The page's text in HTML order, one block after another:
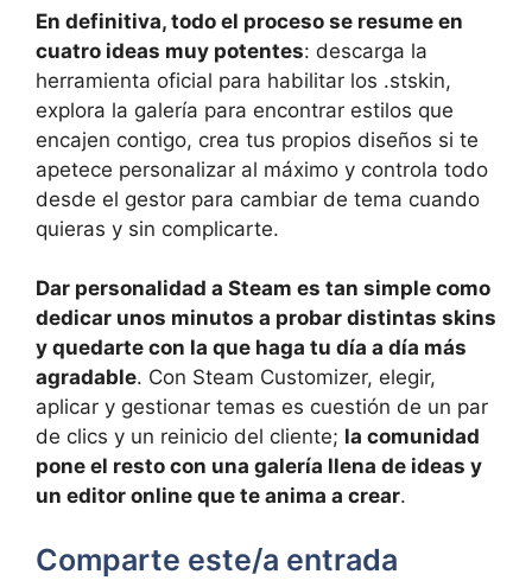
En definitiva, todo el proceso se resume en
cuatro ideas muy potentes: descarga la
herramienta oficial para habilitar los .stskin,
explora la galería para encontrar estilos que
encajen contigo, crea tus propios diseños si te
apetece personalizar al máximo y controla todo
desde el gestor para cambiar de tema cuando
quieras y sin complicarte.
Dar personalidad a Steam es tan simple como
dedicar unos minutos a probar distintas skins
y quedarte con la que haga tu día a día más
agradable. Con Steam Customizer, elegir,
aplicar y gestionar temas es cuestión de un par
de clics y un reinicio del cliente; la comunidad
pone el resto con una galería llena de ideas y
un editor online que te anima a crear.
Comparte este/a entrada